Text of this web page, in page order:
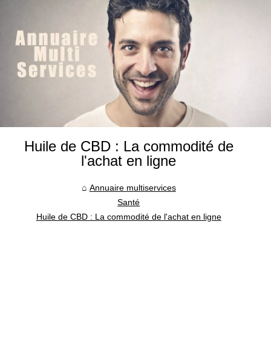
Huile de CBD : La commodité de
l'achat en ligne
Annuaire multiservices
Santé
Huile de CBD : La commodité de l'achat en ligne